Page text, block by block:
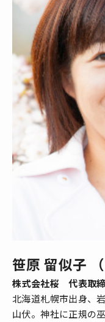
笹原 留似子
株式会社桜 代表取
北海道札幌市出身、
山伏。神社に正規の